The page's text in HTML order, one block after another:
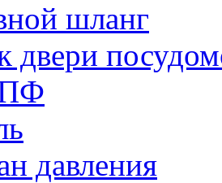
шланг
двери
давления